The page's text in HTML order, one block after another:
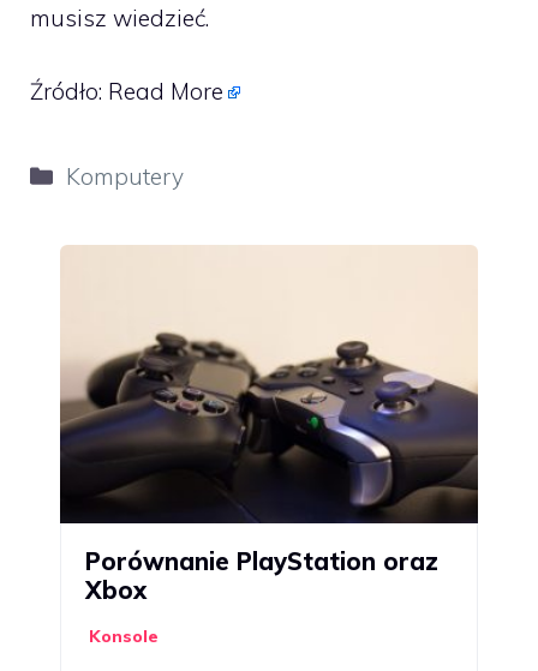
musisz wiedzieć.
Źródło: Read More
Kategorie
Komputery
Porównanie PlayStation oraz
Xbox
Konsole